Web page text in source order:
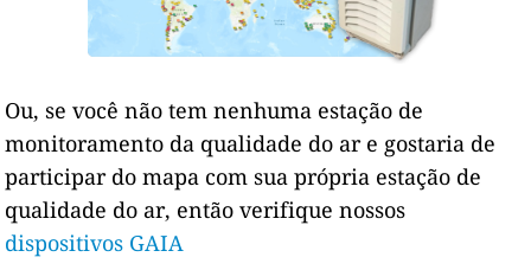
Ou, se você não tem nenhuma estação de
monitoramento da qualidade do ar e gostaria de
participar do mapa com sua própria estação de
qualidade do ar, então verifique nossos
dispositivos GAIA